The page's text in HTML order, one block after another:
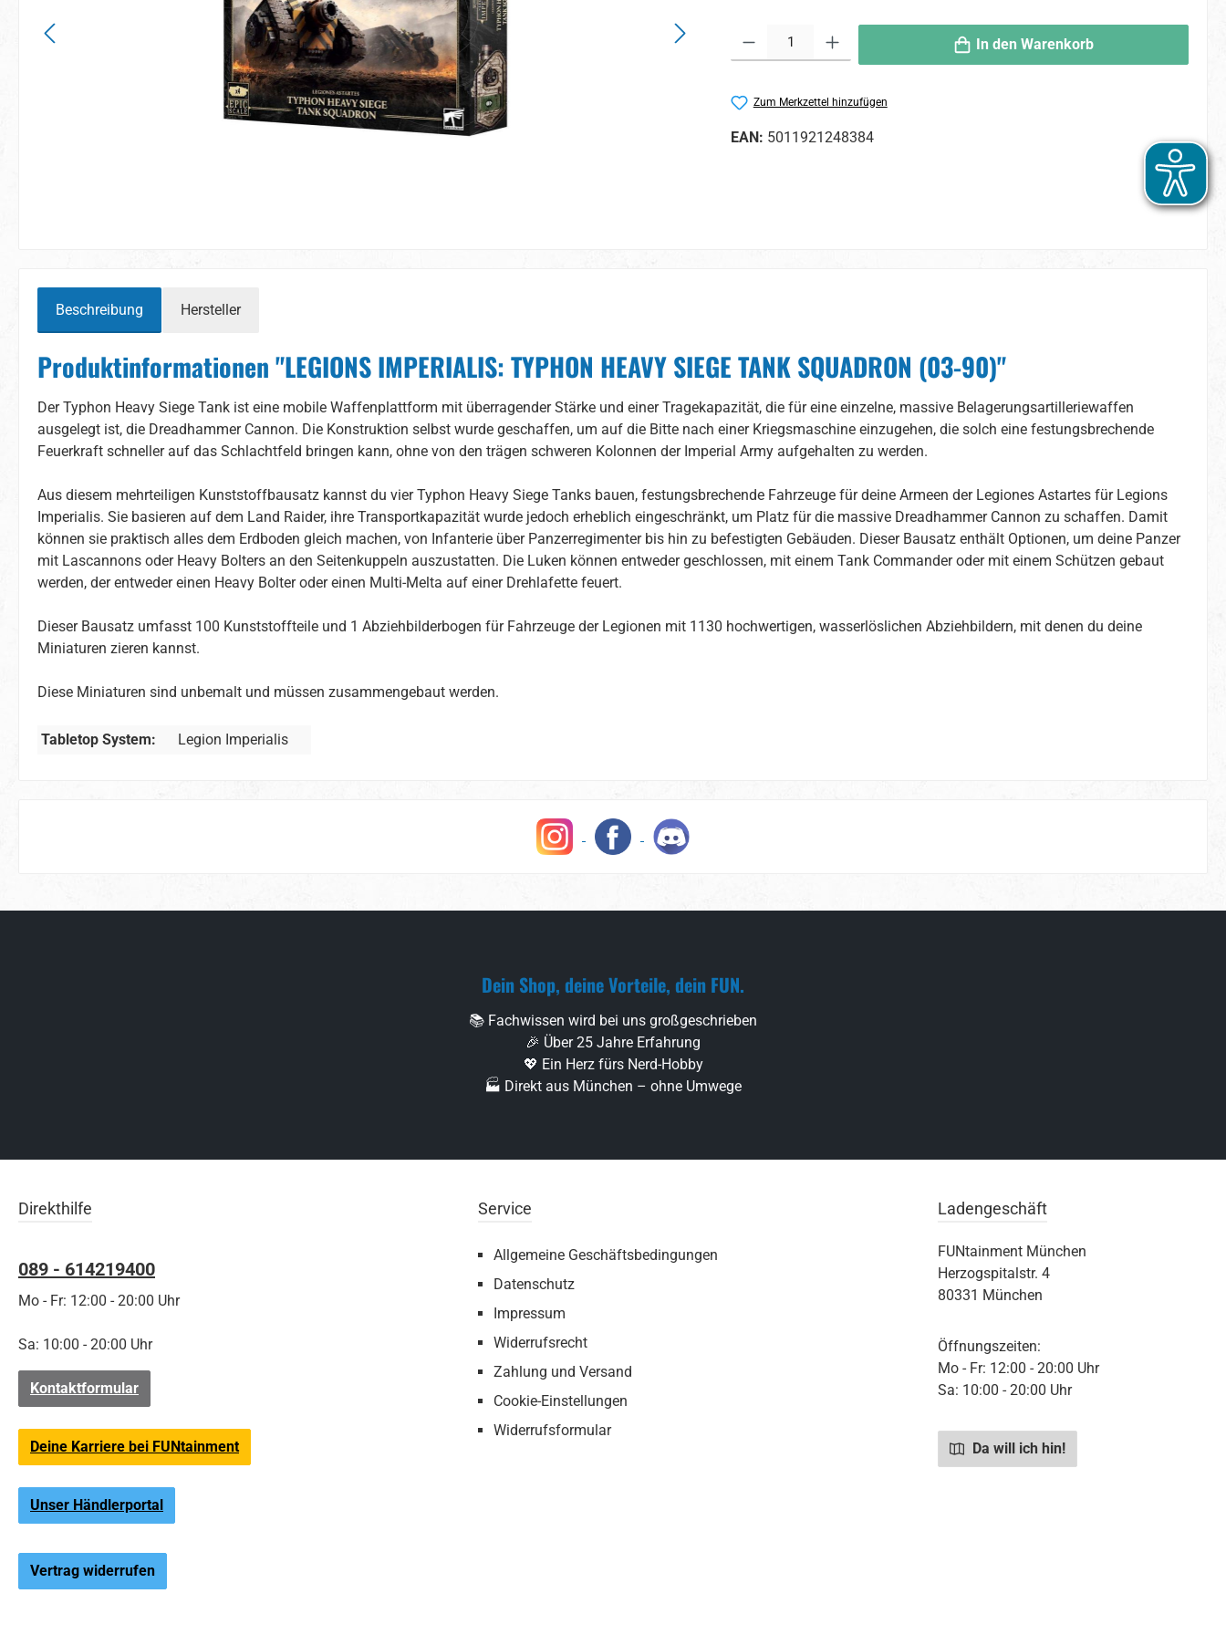
Produkt Anzahl: Gib den gewünschten Wert ein oder benutze die Schaltflächen um die
In den Warenkorb
Zum Merkzettel hinzufügen
EAN: 5011921248384
Beschreibung Hersteller
Produktinformationen "LEGIONS IMPERIALIS: TYPHON HEAVY SIEGE TANK SQUADRON (03-90)"
Der Typhon Heavy Siege Tank ist eine mobile Waffenplattform mit überragender Stärke und einer Tragekapazität, die für eine einzelne, massive Belagerungsartilleriewaffen
ausgelegt ist, die Dreadhammer Cannon. Die Konstruktion selbst wurde geschaffen, um auf die Bitte nach einer Kriegsmaschine einzugehen, die solch eine festungsbrechende
Feuerkraft schneller auf das Schlachtfeld bringen kann, ohne von den trägen schweren Kolonnen der Imperial Army aufgehalten zu werden.
Aus diesem mehrteiligen Kunststoffbausatz kannst du vier Typhon Heavy Siege Tanks bauen, festungsbrechende Fahrzeuge für deine Armeen der Legiones Astartes für Legions
Imperialis. Sie basieren auf dem Land Raider, ihre Transportkapazität wurde jedoch erheblich eingeschränkt, um Platz für die massive Dreadhammer Cannon zu schaffen. Damit
können sie praktisch alles dem Erdboden gleich machen, von Infanterie über Panzerregimenter bis hin zu befestigten Gebäuden. Dieser Bausatz enthält Optionen, um deine Panzer
mit Lascannons oder Heavy Bolters an den Seitenkuppeln auszustatten. Die Luken können entweder geschlossen, mit einem Tank Commander oder mit einem Schützen gebaut
werden, der entweder einen Heavy Bolter oder einen Multi-Melta auf einer Drehlafette feuert.
Dieser Bausatz umfasst 100 Kunststoffteile und 1 Abziehbilderbogen für Fahrzeuge der Legionen mit 1130 hochwertigen, wasserlöslichen Abziehbildern, mit denen du deine
Miniaturen zieren kannst.
Diese Miniaturen sind unbemalt und müssen zusammengebaut werden.
Tabletop System: Legion Imperialis
Dein Shop, deine Vorteile, dein FUN.
📚 Fachwissen wird bei uns großgeschrieben
🎉 Über 25 Jahre Erfahrung
💖 Ein Herz fürs Nerd-Hobby
🏭 Direkt aus München – ohne Umwege
Direkthilfe
089 - 614219400
Mo - Fr: 12:00 - 20:00 Uhr
Sa: 10:00 - 20:00 Uhr
Kontaktformular
Deine Karriere bei FUNtainment
Unser Händlerportal
Vertrag widerrufen
Service
Allgemeine Geschäftsbedingungen
Datenschutz
Impressum
Widerrufsrecht
Zahlung und Versand
Cookie-Einstellungen
Widerrufsformular
Ladengeschäft
FUNtainment München
Herzogspitalstr. 4
80331 München
Öffnungszeiten:
Mo - Fr: 12:00 - 20:00 Uhr
Sa: 10:00 - 20:00 Uhr
Da will ich hin!